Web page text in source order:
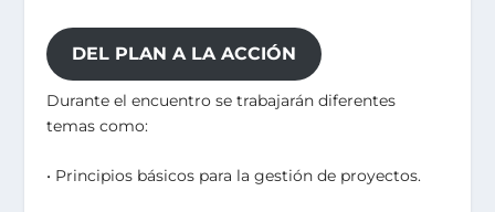
DEL PLAN A LA ACCIÓN
Durante el encuentro se trabajarán diferentes
temas como:
• Principios básicos para la gestión de proyectos.